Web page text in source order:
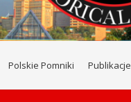
Polskie Pomniki Publikacje